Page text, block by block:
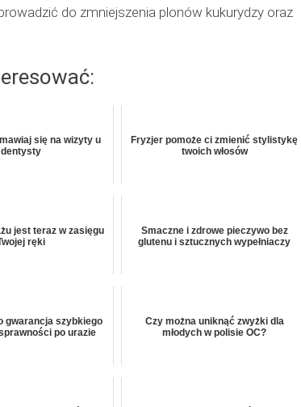
do zmniejszenia plonów kukurydzy oraz
się na wizyty u
dentysty
Fryzjer pomoże ci zmienić stylistykę
twoich włosów
jest teraz w zasięgu
ręki
Smaczne i zdrowe pieczywo bez
glutenu i sztucznych wypełniaczy
gwarancja szybkiego
po urazie
Czy można uniknąć zwyżki dla
młodych w polisie OC?